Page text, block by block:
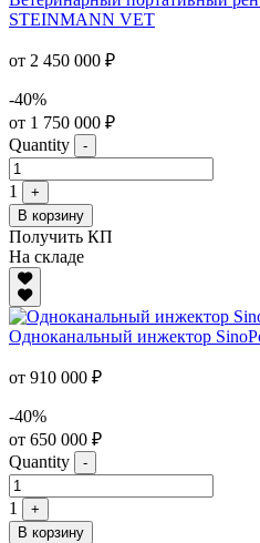
STEINMANN VET
от 2 450 000 ₽
-40%
от 1 750 000 ₽
Quantity
-
1
+
В корзину
Получить КП
На складе
Одноканальный инжектор
от 910 000 ₽
-40%
от 650 000 ₽
Quantity
-
1
+
В корзину